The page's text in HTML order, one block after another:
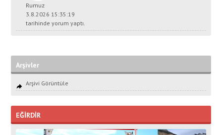
Rumuz
3.8.2026 15:35:19
tarihinde yorum yaptı.
Arşivler
Arşivi Görüntüle
EĞİRDİR